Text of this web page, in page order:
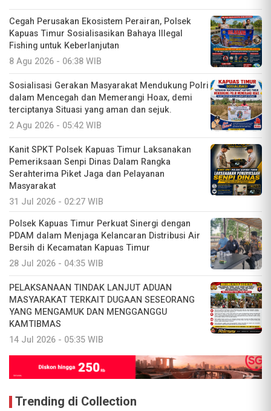
Cegah Perusakan Ekosistem Perairan, Polsek
Kapuas Timur Sosialisasikan Bahaya Illegal
Fishing untuk Keberlanjutan
8 Agu 2026 - 06:38 WIB
Sosialisasi Gerakan Masyarakat Mendukung Polri
dalam Mencegah dan Memerangi Hoax, demi
terciptanya Situasi yang aman dan sejuk.
2 Agu 2026 - 05:42 WIB
Kanit SPKT Polsek Kapuas Timur Laksanakan
Pemeriksaan Senpi Dinas Dalam Rangka
Serahterima Piket Jaga dan Pelayanan
Masyarakat
31 Jul 2026 - 02:27 WIB
Polsek Kapuas Timur Perkuat Sinergi dengan
PDAM dalam Menjaga Kelancaran Distribusi Air
Bersih di Kecamatan Kapuas Timur
28 Jul 2026 - 04:35 WIB
PELAKSANAAN TINDAK LANJUT ADUAN
MASYARAKAT TERKAIT DUGAAN SESEORANG
YANG MENGAMUK DAN MENGGANGGU
KAMTIBMAS
14 Jul 2026 - 05:35 WIB
Trending di Collection